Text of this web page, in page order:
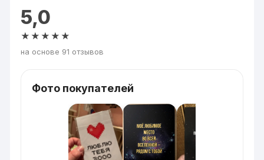
5,0
★★★★★
на основе 91 отзывов
Фото покупателей